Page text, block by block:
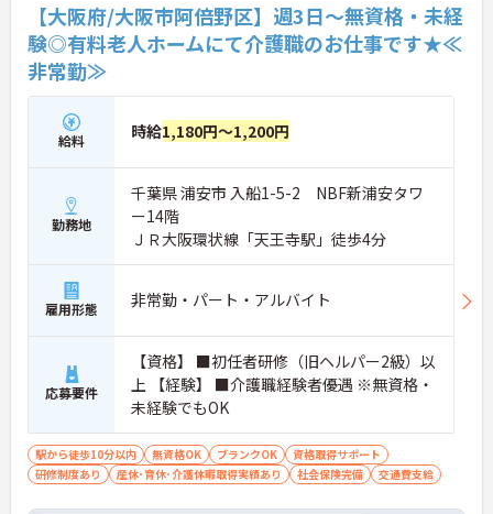
【大阪府/大阪市阿倍野区】週3日～無資格・未経
験◎有料老人ホームにて介護職のお仕事です★≪
非常勤≫
給料 時給1,180円～1,200円
勤務地
千葉県 浦安市 入船1-5-2 NBF新浦安タワ
ー14階
ＪＲ大阪環状線「天王寺駅」徒歩4分
雇用形態 非常勤・パート・アルバイト
応募要件
【資格】 ■初任者研修（旧ヘルパー2級）以
上 【経験】 ■介護職経験者優遇 ※無資格・
未経験でもOK
駅から徒歩10分以内 無資格OK ブランクOK
資格取得サポート
研修制度あり
産休･育休･介護休暇取得実績あり 社会保険完備 交通費支給